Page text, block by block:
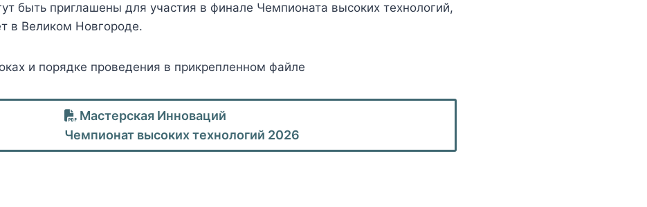
быть приглашены для участия в финале Чемпионата высоких технологий,
в Великом Новгороде.
и порядке проведения в прикрепленном файле
Мастерская Инноваций
Чемпионат высоких технологий 2026